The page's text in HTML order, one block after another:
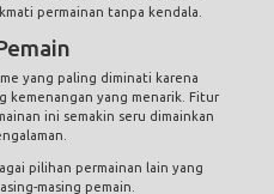
permainan tanpa kendala.
yang paling diminati karena
kemenangan yang menarik. Fitur
ini semakin seru dimainkan
pilihan permainan lain yang
masing pemain.